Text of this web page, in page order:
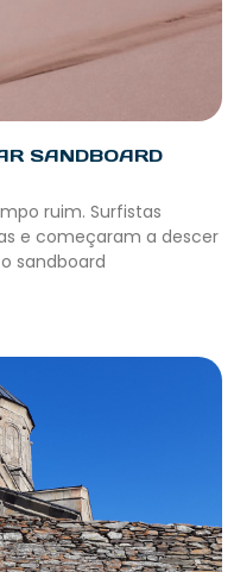
SANDBOARD
ruim. Surfistas
e começaram a descer
sandboard